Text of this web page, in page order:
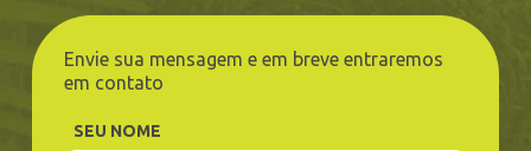
Envie sua mensagem e em breve entraremos
em contato
SEU NOME